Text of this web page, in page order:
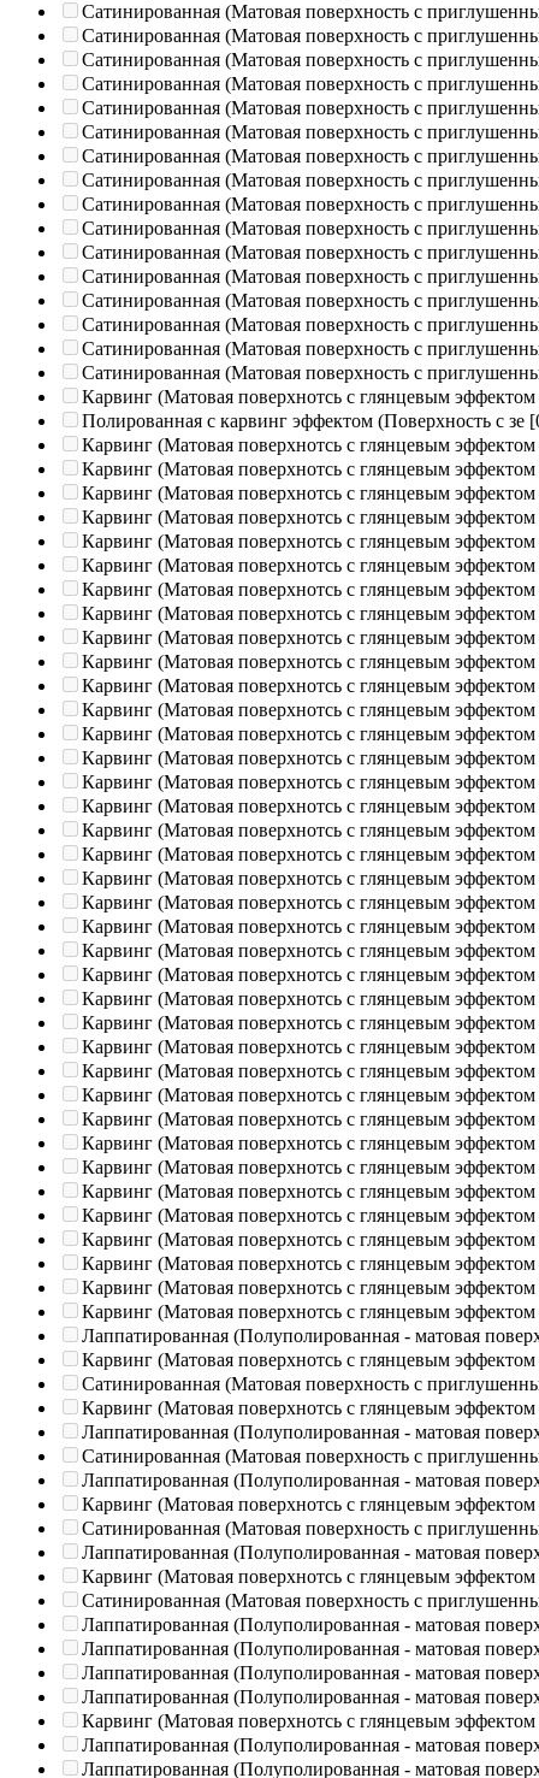
Сатинированная (Матовая поверхность с
Сатинированная (Матовая поверхность с
Сатинированная (Матовая поверхность с
Сатинированная (Матовая поверхность с
Сатинированная (Матовая поверхность с
Сатинированная (Матовая поверхность с
Сатинированная (Матовая поверхность с
Сатинированная (Матовая поверхность с
Сатинированная (Матовая поверхность с
Сатинированная (Матовая поверхность с
Сатинированная (Матовая поверхность с
Сатинированная (Матовая поверхность с
Сатинированная (Матовая поверхность с
Сатинированная (Матовая поверхность с
Сатинированная (Матовая поверхность с
Сатинированная (Матовая поверхность с
Карвинг (Матовая поверхнотсь с глянцевым эффектом
Полированная c карвинг эффектом (Поверхность с зе
Карвинг (Матовая поверхнотсь с глянцевым эффектом
Карвинг (Матовая поверхнотсь с глянцевым эффектом
Карвинг (Матовая поверхнотсь с глянцевым эффектом
Карвинг (Матовая поверхнотсь с глянцевым эффектом
Карвинг (Матовая поверхнотсь с глянцевым эффектом
Карвинг (Матовая поверхнотсь с глянцевым эффектом
Карвинг (Матовая поверхнотсь с глянцевым эффектом
Карвинг (Матовая поверхнотсь с глянцевым эффектом
Карвинг (Матовая поверхнотсь с глянцевым эффектом
Карвинг (Матовая поверхнотсь с глянцевым эффектом
Карвинг (Матовая поверхнотсь с глянцевым эффектом
Карвинг (Матовая поверхнотсь с глянцевым эффектом
Карвинг (Матовая поверхнотсь с глянцевым эффектом
Карвинг (Матовая поверхнотсь с глянцевым эффектом
Карвинг (Матовая поверхнотсь с глянцевым эффектом
Карвинг (Матовая поверхнотсь с глянцевым эффектом
Карвинг (Матовая поверхнотсь с глянцевым эффектом
Карвинг (Матовая поверхнотсь с глянцевым эффектом
Карвинг (Матовая поверхнотсь с глянцевым эффектом
Карвинг (Матовая поверхнотсь с глянцевым эффектом
Карвинг (Матовая поверхнотсь с глянцевым эффектом
Карвинг (Матовая поверхнотсь с глянцевым эффектом
Карвинг (Матовая поверхнотсь с глянцевым эффектом
Карвинг (Матовая поверхнотсь с глянцевым эффектом
Карвинг (Матовая поверхнотсь с глянцевым эффектом
Карвинг (Матовая поверхнотсь с глянцевым эффектом
Карвинг (Матовая поверхнотсь с глянцевым эффектом
Карвинг (Матовая поверхнотсь с глянцевым эффектом
Карвинг (Матовая поверхнотсь с глянцевым эффектом
Карвинг (Матовая поверхнотсь с глянцевым эффектом
Карвинг (Матовая поверхнотсь с глянцевым эффектом
Карвинг (Матовая поверхнотсь с глянцевым эффектом
Карвинг (Матовая поверхнотсь с глянцевым эффектом
Карвинг (Матовая поверхнотсь с глянцевым эффектом
Карвинг (Матовая поверхнотсь с глянцевым эффектом
Карвинг (Матовая поверхнотсь с глянцевым эффектом
Карвинг (Матовая поверхнотсь с глянцевым эффектом
Лаппатированная (Полуполированная - матовая
Карвинг (Матовая поверхнотсь с глянцевым эффектом
Сатинированная (Матовая поверхность с
Карвинг (Матовая поверхнотсь с глянцевым эффектом
Лаппатированная (Полуполированная - матовая
Сатинированная (Матовая поверхность с
Лаппатированная (Полуполированная - матовая
Карвинг (Матовая поверхнотсь с глянцевым эффектом
Сатинированная (Матовая поверхность с
Лаппатированная (Полуполированная - матовая
Карвинг (Матовая поверхнотсь с глянцевым эффектом
Сатинированная (Матовая поверхность с
Лаппатированная (Полуполированная - матовая
Лаппатированная (Полуполированная - матовая
Лаппатированная (Полуполированная - матовая
Лаппатированная (Полуполированная - матовая
Карвинг (Матовая поверхнотсь с глянцевым эффектом
Лаппатированная (Полуполированная - матовая
Лаппатированная (Полуполированная - матовая